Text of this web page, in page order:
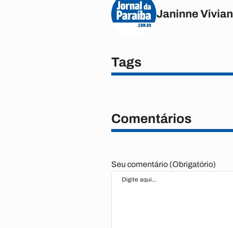
Janinne Vivian
Tags
Comentários
Seu comentário (Obrigatório)